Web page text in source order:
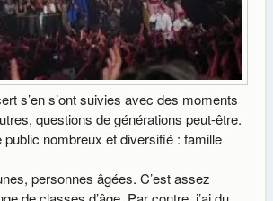
s’en s’ont suivies avec des moments
questions de générations peut-être.
public nombreux et diversifié : famille
personnes âgées. C’est assez